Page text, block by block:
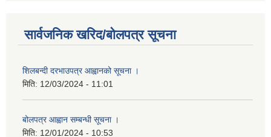
सार्वजनिक खरिद/बोलपत्र सूचना
शिलबन्दी दरभाउपत्र आह्वानको सूचना ।
मिति: 12/03/2024 - 11:01
बोलपत्र आह्वान सम्बन्धी सूचना ।
मिति: 12/01/2024 - 10:53